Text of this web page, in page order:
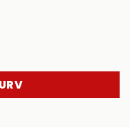
Gandines.